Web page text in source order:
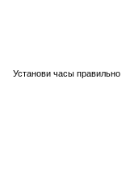
Установи часы правильно